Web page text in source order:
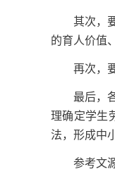
其次，要
的育人价值
再次，要
最后，各
理确定学生
法，形成中
参考文源